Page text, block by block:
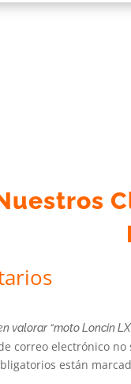
valorar “moto Loncin
correo electrónico no
están